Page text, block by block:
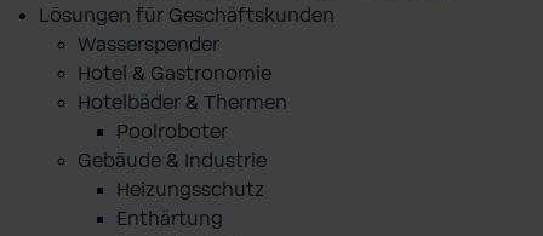
Lösungen für Geschäftskunden
Wasserspender
Hotel & Gastronomie
Hotelbäder & Thermen
Poolroboter
Gebäude & Industrie
Heizungsschutz
Enthärtung